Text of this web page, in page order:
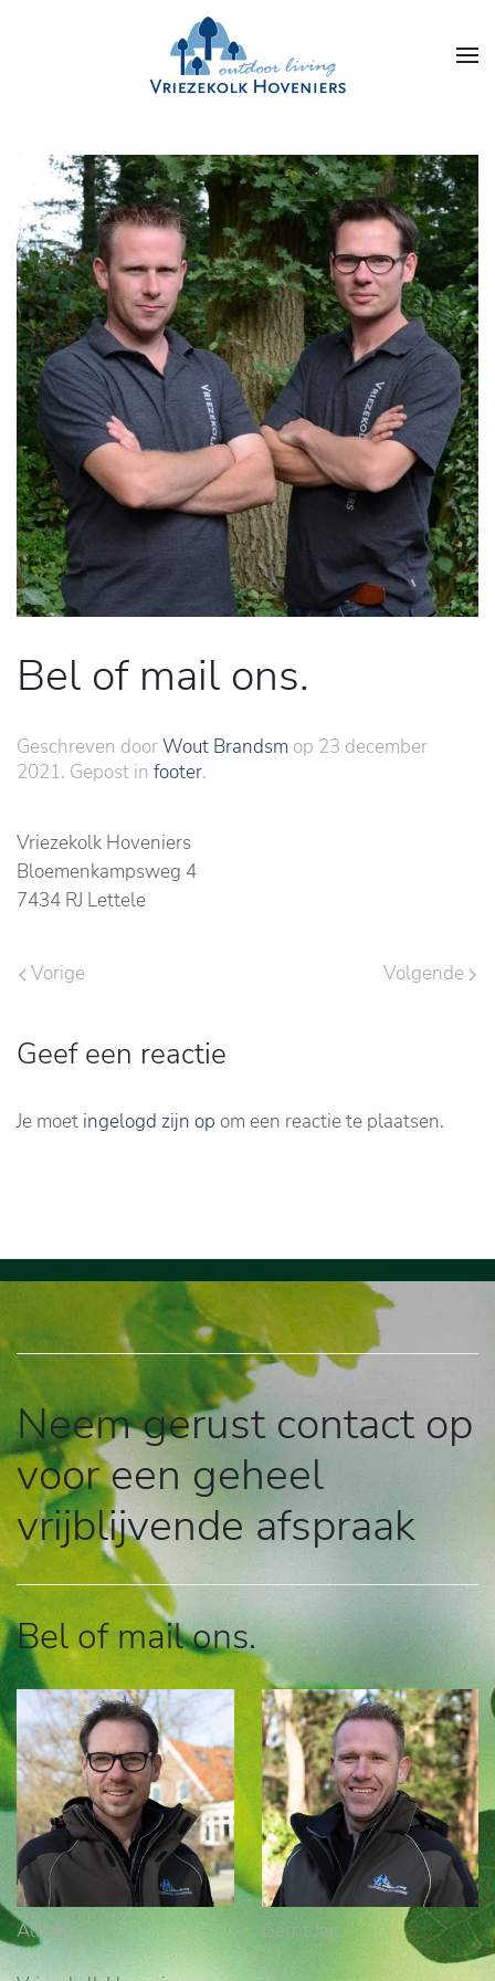
Skip to main content
Bel of mail ons.
Geschreven doorWout Brandsm op 23 december
2021. Gepost in footer.
Vriezekolk Hoveniers
Bloemenkampsweg 4
7434 RJ Lettele
Vorige Volgende
Geef een reactie
Je moet ingelogd zijn op om een reactie te plaatsen.
Neem gerust contact op
voor een geheel
vrijblijvende afspraak
Bel of mail ons.
Albert Gerrit Jan